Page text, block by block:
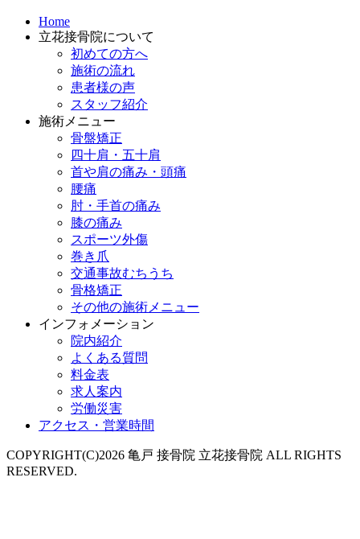
Home
立花接骨院について
初めての方へ
施術の流れ
患者様の声
スタッフ紹介
施術メニュー
骨盤矯正
四十肩・五十肩
首や肩の痛み・頭痛
腰痛
肘・手首の痛み
膝の痛み
スポーツ外傷
巻き爪
交通事故むちうち
骨格矯正
その他の施術メニュー
インフォメーション
院内紹介
よくある質問
料金表
求人案内
労働災害
アクセス・営業時間
COPYRIGHT(C)2026 亀戸 接骨院 立花接骨院 ALL RIGHTS
RESERVED.